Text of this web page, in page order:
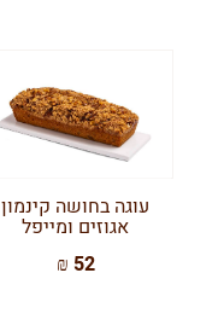
עוגה בחושה קינמון
אגוזים ומייפל
52 ₪